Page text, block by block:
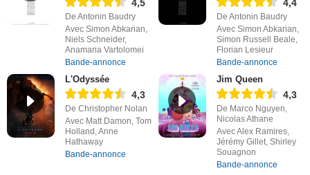
4,5
De Antonin Baudry
Avec Simon Abkarian,
Niels Schneider,
Anamaria Vartolomei
Bande-annonce
4,4
De Antonin Baudry
Avec Simon Abkarian,
Simon Russell Beale,
Florian Lesieur
Bande-annonce
L'Odyssée
4,3
De Christopher Nolan
Avec Matt Damon, Tom
Holland, Anne
Hathaway
Bande-annonce
Jim Queen
4,3
De Marco Nguyen,
Nicolas Athane
Avec Alex Ramires,
Jérémy Gillet, Shirley
Souagnon
Bande-annonce